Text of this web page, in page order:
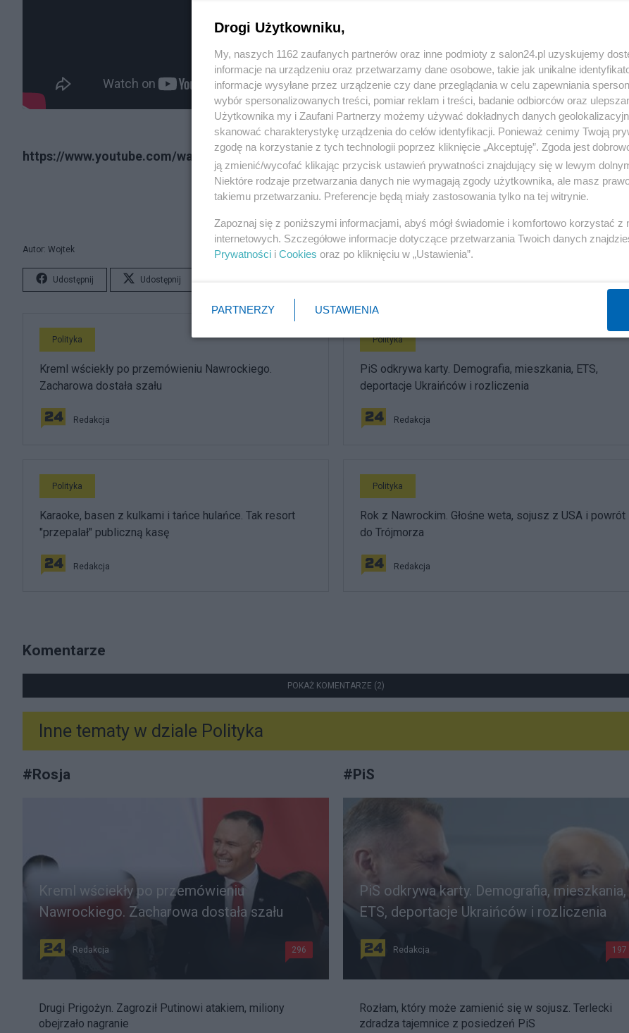
https://www.youtube.com/watch?v=_Ynf5OU8b7M
Autor: Wojtek
Udostępnij Udostępnij
Polityka
Kreml wściekły po przemówieniu Nawrockiego.
Zacharowa dostała szału
Redakcja
Polityka
PiS odkrywa karty. Demografia, mieszkania, ETS,
deportacje Ukraińców i rozliczenia
Redakcja
Polityka
Karaoke, basen z kulkami i tańce hulańce. Tak resort
"przepalał" publiczną kasę
Redakcja
Polityka
Rok z Nawrockim. Głośne weta, sojusz z USA i powrót
do Trójmorza
Redakcja
Komentarze
POKAŻ KOMENTARZE (2)
Inne tematy w dziale Polityka
#Rosja
Kreml wściekły po przemówieniu
Nawrockiego. Zacharowa dostała szału
Redakcja 296
Drugi Prigożyn. Zagroził Putinowi atakiem, miliony
obejrzało nagranie
#PiS
PiS odkrywa karty. Demografia, mieszkania,
ETS, deportacje Ukraińców i rozliczenia
Redakcja 197
Rozłam, który może zamienić się w sojusz. Terlecki
zdradza tajemnice z posiedzeń PiS
Drogi Użytkowniku,
My, naszych 1162 zaufanych partnerów oraz inne podmioty z salon24.pl uzyskujemy
informacje na urządzeniu oraz przetwarzamy dane osobowe, takie jak unikalne
informacje wysyłane przez urządzenie czy dane przeglądania w celu zapewniania
wybór spersonalizowanych treści, pomiar reklam i treści, badanie odbiorców oraz
Użytkownika my i Zaufani Partnerzy możemy używać dokładnych danych
skanować charakterystykę urządzenia do celów identyfikacji. Ponieważ cenimy Twoją
zgodę na korzystanie z tych technologii poprzez kliknięcie „Akceptuję”. Zgoda jest
ją zmienić/wycofać klikając przycisk ustawień prywatności znajdujący się w lewym
Niektóre rodzaje przetwarzania danych nie wymagają zgody użytkownika, ale masz
takiemu przetwarzaniu. Preferencje będą miały zastosowania tylko na tej witrynie.
Zapoznaj się z poniższymi informacjami, abyś mógł świadomie i komfortowo korzystać z
internetowych. Szczegółowe informacje dotyczące przetwarzania Twoich danych
Prywatności i Cookies oraz po kliknięciu w „Ustawienia”.
PARTNERZY USTAWIENIA